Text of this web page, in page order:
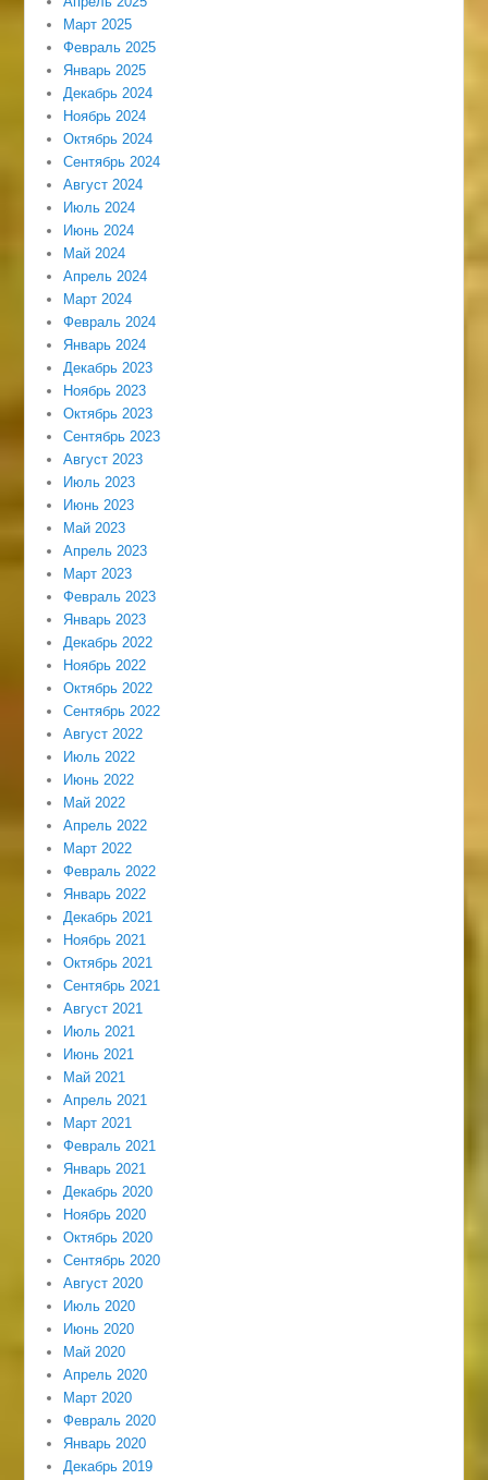
Март 2025
Февраль 2025
Январь 2025
Декабрь 2024
Ноябрь 2024
Октябрь 2024
Сентябрь 2024
Август 2024
Июль 2024
Июнь 2024
Май 2024
Апрель 2024
Март 2024
Февраль 2024
Январь 2024
Декабрь 2023
Ноябрь 2023
Октябрь 2023
Сентябрь 2023
Август 2023
Июль 2023
Июнь 2023
Май 2023
Апрель 2023
Март 2023
Февраль 2023
Январь 2023
Декабрь 2022
Ноябрь 2022
Октябрь 2022
Сентябрь 2022
Август 2022
Июль 2022
Июнь 2022
Май 2022
Апрель 2022
Март 2022
Февраль 2022
Январь 2022
Декабрь 2021
Ноябрь 2021
Октябрь 2021
Сентябрь 2021
Август 2021
Июль 2021
Июнь 2021
Май 2021
Апрель 2021
Март 2021
Февраль 2021
Январь 2021
Декабрь 2020
Ноябрь 2020
Октябрь 2020
Сентябрь 2020
Август 2020
Июль 2020
Июнь 2020
Май 2020
Апрель 2020
Март 2020
Февраль 2020
Январь 2020
Декабрь 2019